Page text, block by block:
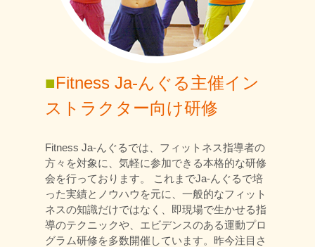
■Fitness Ja-んぐる主催イン
ストラクター向け研修
Fitness Ja-んぐるでは、フィットネス指導者の
方々を対象に、気軽に参加できる本格的な研修
会を行っております。 これまでJa-んぐるで培
った実績とノウハウを元に、一般的なフィット
ネスの知識だけではなく、即現場で生かせる指
導のテクニックや、エビデンスのある運動プロ
グラム研修を多数開催しています。昨今注目さ